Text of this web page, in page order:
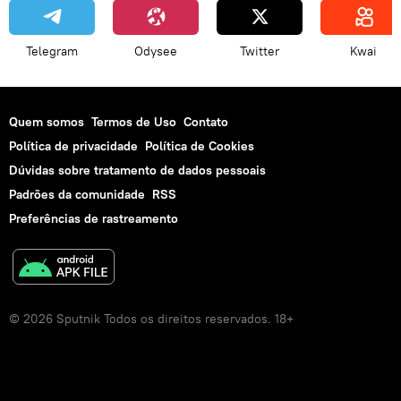
Rota Marítima do Norte
Telegram Odysee Twitter Kwai
Quem somos Termos de Uso Contato
Política de privacidade Política de Cookies
Dúvidas sobre tratamento de dados pessoais
Padrões da comunidade RSS
Preferências de rastreamento
© 2026 Sputnik Todos os direitos reservados. 18+